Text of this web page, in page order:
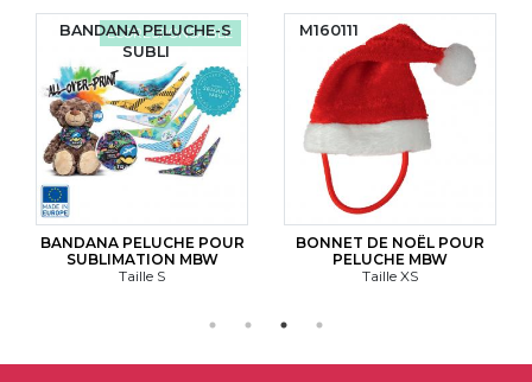
ÉCORESPONSABLE
BANDANA PELUCHE POUR
SUBLIMATION MBW
Taille S
BANDANA PELUCHE-S
SUBLI
BONNET DE NOËL POUR
PELUCHE MBW
Taille XS
M160111